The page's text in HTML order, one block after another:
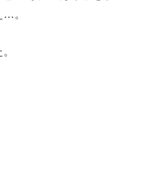
…。